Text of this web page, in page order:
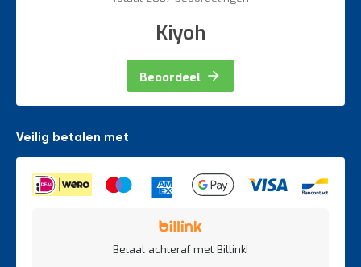
Kiyoh
Beoordeel
Veilig betalen met
Betaal achteraf met Billink!